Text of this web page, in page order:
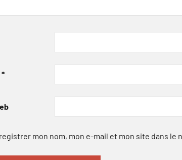
*
mon nom, mon e-mail et mon site dans le